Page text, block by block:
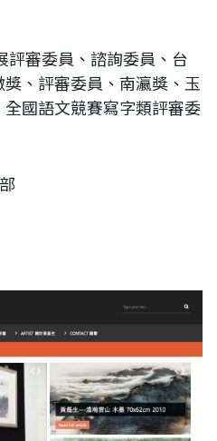
評審委員、諮詢委員、台
、評審委員、南瀛獎、玉
國語文競賽寫字類評審委